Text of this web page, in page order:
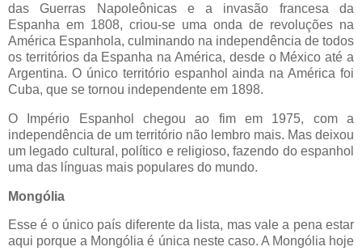
das Guerras Napoleônicas e a invasão francesa da
Espanha em 1808, criou-se uma onda de revoluções na
América Espanhola, culminando na independência de todos
os territórios da Espanha na América, desde o México até a
Argentina. O único território espanhol ainda na América foi
Cuba, que se tornou independente em 1898.
O Império Espanhol chegou ao fim em 1975, com a
independência de um território não lembro mais. Mas deixou
um legado cultural, político e religioso, fazendo do espanhol
uma das línguas mais populares do mundo.
Mongólia
Esse é o único país diferente da lista, mas vale a pena estar
aqui porque a Mongólia é única neste caso. A Mongólia hoje